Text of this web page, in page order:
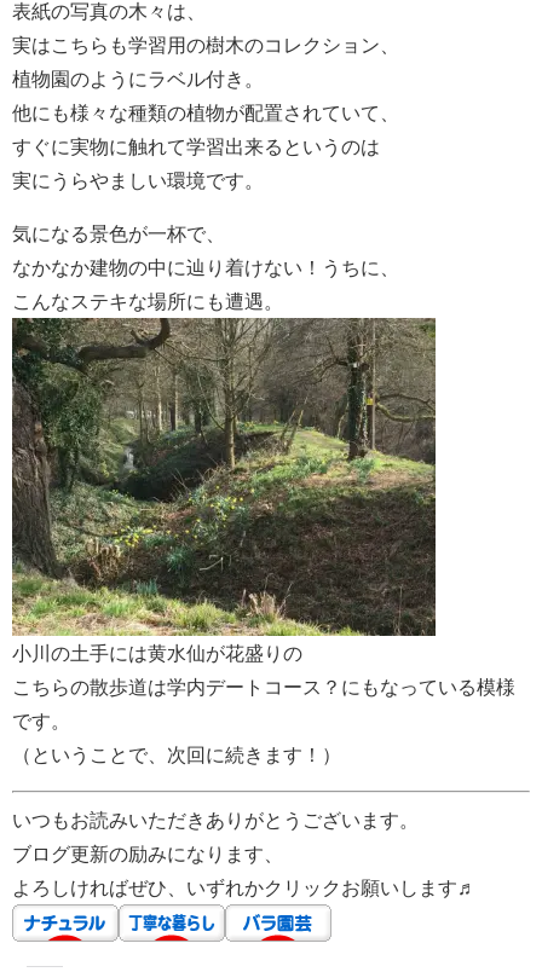
表紙の写真の木々は、
実はこちらも学習用の樹木のコレクション、
植物園のようにラベル付き。
他にも様々な種類の植物が配置されていて、
すぐに実物に触れて学習出来るというのは
実にうらやましい環境です。
気になる景色が一杯で、
なかなか建物の中に辿り着けない！うちに、
こんなステキな場所にも遭遇。
小川の土手には黄水仙が花盛りの
こちらの散歩道は学内デートコース？にもなっている模様
です。
（ということで、次回に続きます！）
いつもお読みいただきありがとうございます。
ブログ更新の励みになります、
よろしければぜひ、いずれかクリックお願いします♬